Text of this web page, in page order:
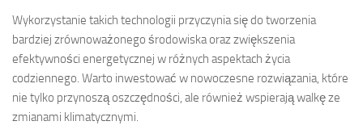
Wykorzystanie takich technologii przyczynia się do tworzenia
bardziej zrównoważonego środowiska oraz zwiększenia
efektywności energetycznej w różnych aspektach życia
codziennego. Warto inwestować w nowoczesne rozwiązania, które
nie tylko przynoszą oszczędności, ale również wspierają walkę ze
zmianami klimatycznymi.